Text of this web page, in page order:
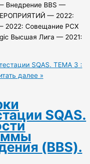
Внедрение BBS —
— 2022:
2022: Совещание РСХ
Высшая Лига — 2021:
SQAS. ТЕМА 3 :
далее »
SQAS.
(BBS).